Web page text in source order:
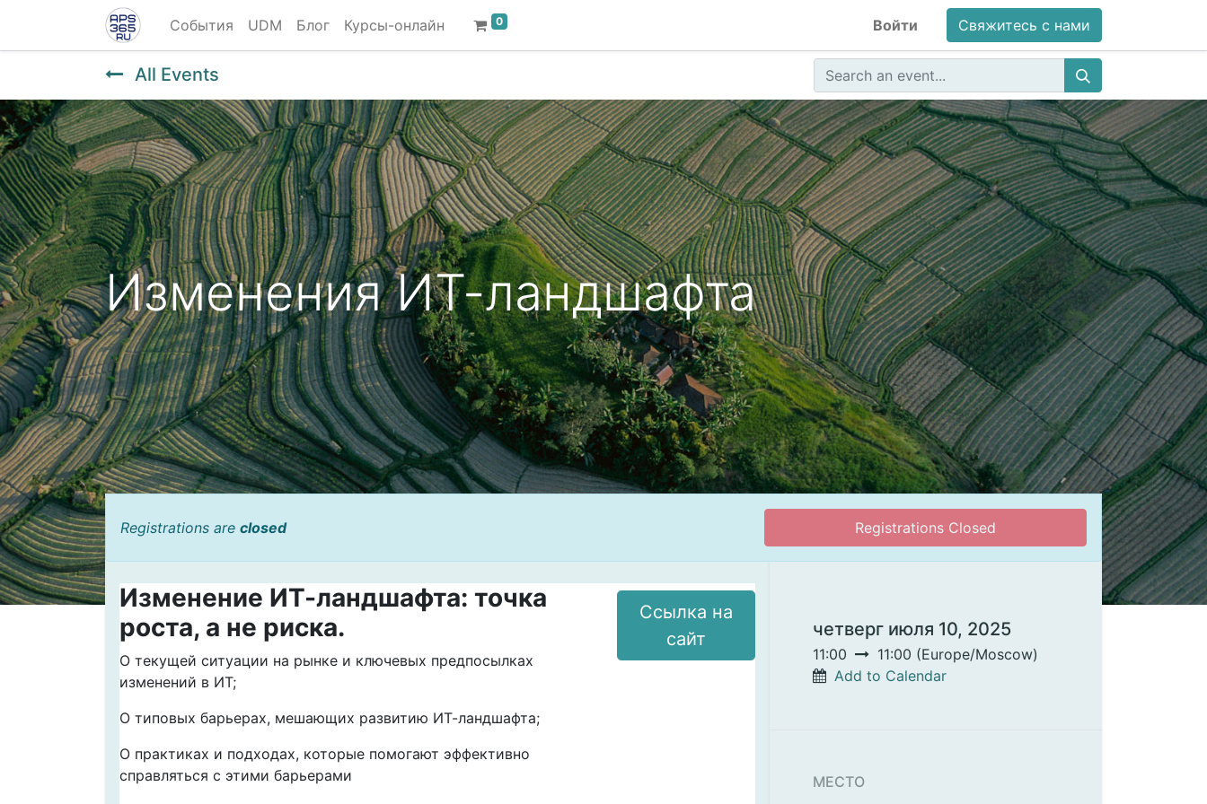
События UDM Блог Курсы-онлайн 0 Войти Свяжитесь с нами
All Events
Изменения ИТ-ландшафта
Registrations are closed Registrations Closed
Изменение ИТ-ландшафта: точка
роста, а не риска.
О текущей ситуации на рынке и ключевых предпосылках
изменений в ИТ;
О типовых барьерах, мешающих развитию ИТ-ландшафта;
О практиках и подходах, которые помогают эффективно
справляться с этими барьерами
Ссылка на
сайт
четверг июля 10, 2025
11:00 11:00 (Europe/Moscow)
Add to Calendar
МЕСТО